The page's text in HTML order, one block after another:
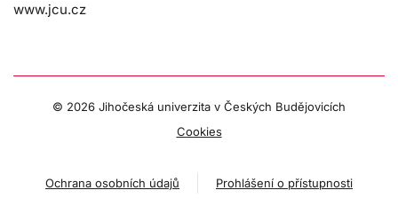
www.jcu.cz
© 2026 Jihočeská univerzita v Českých Budějovicích
Cookies
Ochrana osobních údajů Prohlášení o přístupnosti